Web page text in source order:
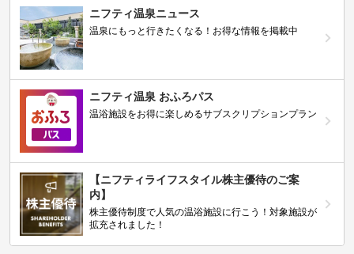
ニフティ温泉ニュース
温泉にもっと行きたくなる！お得な情報を掲載中
ニフティ温泉 おふろパス
温浴施設をお得に楽しめるサブスクリプションプラン
【ニフティライフスタイル株主優待のご案
内】
株主優待制度で人気の温浴施設に行こう！対象施設が
拡充されました！